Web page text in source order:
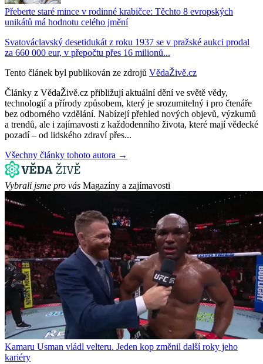
Přeberte staré mince v rodinné krabičce: Těchto 8 evropských
unikátů má hodnotu celého jmění
Svatováclavský desetidukát z roku 1937 se v pražské aukci prodal
za 660 000 eur, v přepočtu přes 16 milionů...
Tento článek byl publikován ze zdrojů VědaŽivě.cz
Články z VědaŽivě.cz přibližují aktuální dění ve světě vědy,
technologií a přírody způsobem, který je srozumitelný i pro čtenáře
bez odborného vzdělání. Nabízejí přehled nových objevů, výzkumů
a trendů, ale i zajímavosti z každodenního života, které mají vědecké
pozadí – od lidského zdraví přes...
Všechny články tohoto autora →
Vybrali jsme pro vás Magazíny a zajímavosti
Kamaru Usman vládl velteru. Jeden kop změnil další roky jeho
kariéry